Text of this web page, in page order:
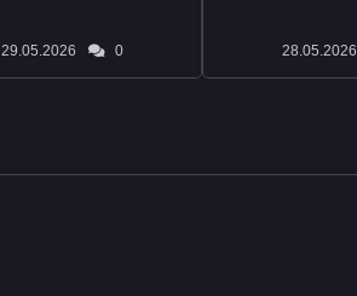
29.05.2026 0 28.05.2026